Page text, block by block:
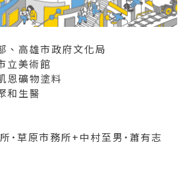
台客．南方HUE：李俊賢
所
國松
展
展
推廣教材
、高雄市政府文化局
立美術館
恩礦物塗料
和生醫
˙草原市務所+中村至男˙蕭有志